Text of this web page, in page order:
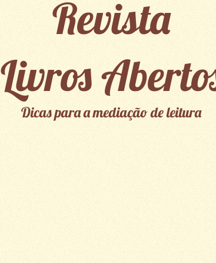
Revista
Livros
Dicas para a mediação de leitura